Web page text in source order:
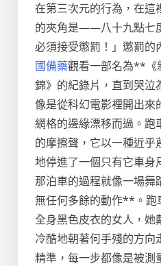
在第三次元的行為，在這
的夾角是——八十九點七
必須接受懲罰！」懲罰的
國備藥觀看一部名為**《
錦》的紀錄片，直到哭泣
像是從科幻電影裡開出來
網格的邊緣漂移而過。跑
的摩擦聲，它以一種近乎
地停進了一個只有它車身
那泊車的過程就像一場舞
無任何多餘的動作**。跑
全身黑色皮衣的女人，她
冷酷地朝著何手殘的方向
精準，每一步都像是被測